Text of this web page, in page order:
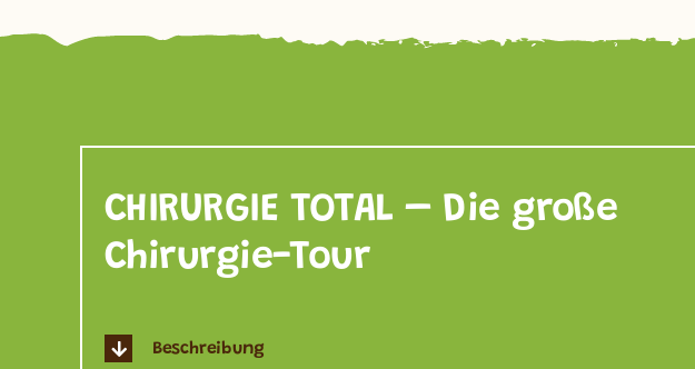
CHIRURGIE TOTAL – Die große
Chirurgie-Tour
Beschreibung